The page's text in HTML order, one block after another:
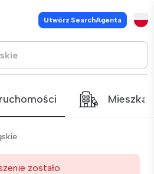
Utwórz SearchAgenta
zostało